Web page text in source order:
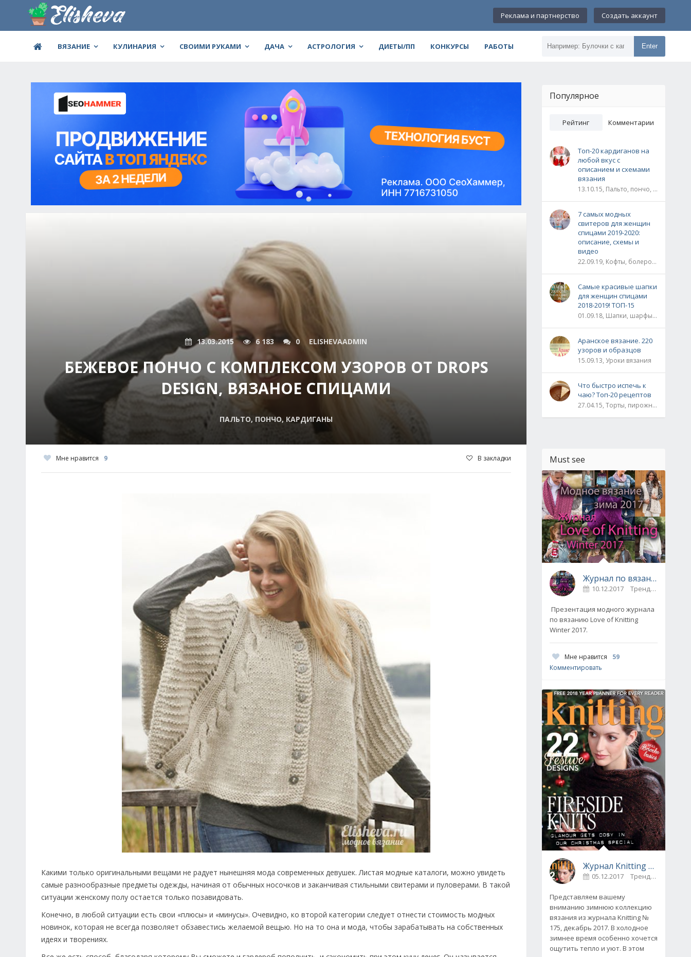
Реклама и партнерство Создать аккаунт
ВЯЗАНИЕ КУЛИНАРИЯ СВОИМИ РУКАМИ ДАЧА АСТРОЛОГИЯ ДИЕТЫ/ПП КОНКУРСЫ РАБОТЫ Enter
13.03.2015 6 183 0 ELISHEVAADMIN
БЕЖЕВОЕ ПОНЧО С КОМПЛЕКСОМ УЗОРОВ ОТ DROPS
DESIGN, ВЯЗАНОЕ СПИЦАМИ
ПАЛЬТО, ПОНЧО, КАРДИГАНЫ
Мне нравится 9 В закладки
Какими только оригинальными вещами не радует нынешняя мода современных девушек. Листая модные каталоги, можно увидеть
самые разнообразные предметы одежды, начиная от обычных носочков и заканчивая стильными свитерами и пуловерами. В такой
ситуации женскому полу остается только позавидовать.
Конечно, в любой ситуации есть свои «плюсы» и «минусы». Очевидно, ко второй категории следует отнести стоимость модных
новинок, которая не всегда позволяет обзавестись желаемой вещью. Но на то она и мода, чтобы зарабатывать на собственных
идеях и творениях.
Популярное
Рейтинг Комментарии
Топ-20 кардиганов на
любой вкус с
описанием и схемами
вязания
13.10.15, Пальто, пончо, кардиганы
7 самых модных
свитеров для женщин
спицами 2019-2020:
описание, схемы и
видео
22.09.19, Кофты, болеро, жакеты, жилеты, пуловеры и свитера
Самые красивые шапки
для женщин спицами
2018-2019! ТОП-15
01.09.18, Шапки, шарфы, шали, снуды и палантины
Аранское вязание. 220
узоров и образцов
15.09.13, Уроки вязания
Что быстро испечь к
чаю? Топ-20 рецептов
27.04.15, Торты, пирожные, рулеты / Булки, пироги / Печенье, кексы, маффины / На скорую руку
Must see
Журнал по вязанию Love of Knitting выпуск Зима 2017
10.12.2017 Тренды / Вдохновение
Презентация модного журнала
по вязанию Love of Knitting
Winter 2017.
Мне нравится
59
Комментировать
Журнал Knitting № 175, декабрь 2017
05.12.2017 Тренды
Представляем вашему
вниманию зимнюю коллекцию
вязания из журнала Knitting №
175, декабрь 2017. В холодное
зимнее время особенно хочется
ощутить тепло и уют. В этом